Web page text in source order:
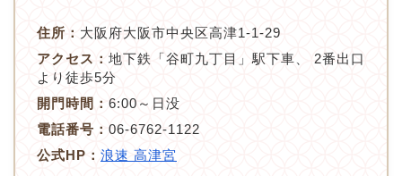
住所： 大阪府大阪市中央区高津1-1-29
アクセス： 地下鉄「谷町九丁目」駅下車、 2番出口
より徒歩5分
開門時間： 6:00～日没
電話番号： 06-6762-1122
公式HP： 浪速 高津宮